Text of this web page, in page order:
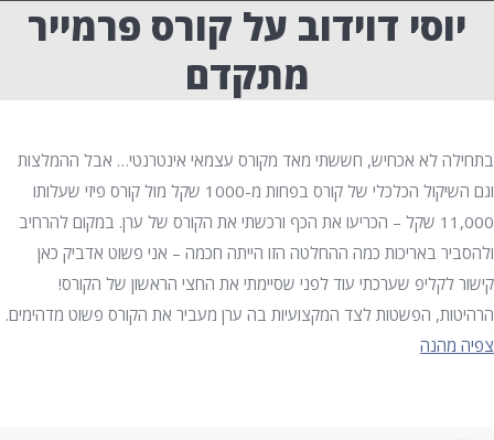
יוסי דוידוב על קורס פרמייר
מתקדם
בתחילה לא אכחיש, חששתי מאד מקורס עצמאי אינטרנטי… אבל ההמלצות
וגם השיקול הכלכלי של קורס בפחות מ-1000 שקל מול קורס פיזי שעלותו
11,000 שקל – הכריעו את הכף ורכשתי את הקורס של ערן. במקום להרחיב
ולהסביר באריכות כמה ההחלטה הזו הייתה חכמה – אני פשוט אדביק כאן
קישור לקליפ שערכתי עוד לפני שסיימתי את החצי הראשון של הקורס!
הרהיטות, הפשטות לצד המקצועיות בה ערן מעביר את הקורס פשוט מדהימים.
צפיה מהנה